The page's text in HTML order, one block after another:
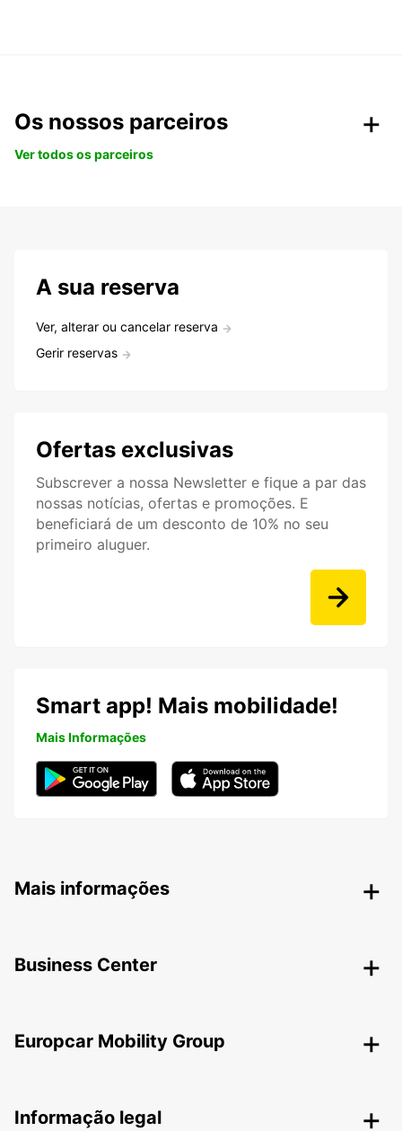
Os nossos parceiros
Ver todos os parceiros
A sua reserva
Ver, alterar ou cancelar reserva
Gerir reservas
Ofertas exclusivas
Subscrever a nossa Newsletter e fique a par das
nossas notícias, ofertas e promoções. E
beneficiará de um desconto de 10% no seu
primeiro aluguer.
Smart app! Mais mobilidade!
Mais Informações
Mais informações
Business Center
Europcar Mobility Group
Informação legal